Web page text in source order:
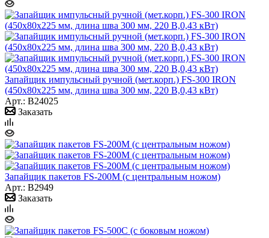
Запайщик импульсный ручной (мет.корп.) FS-300 IRON
(450х80х225 мм, длина шва 300 мм, 220 В,0,43 кВт)
Арт.: B24025
Заказать
Запайщик пакетов FS-200M (с центральным ножом)
Арт.: B2949
Заказать